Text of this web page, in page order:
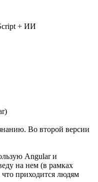
+ ИИ
Во второй версии
Angular и
на нем (в рамках
приходится людям